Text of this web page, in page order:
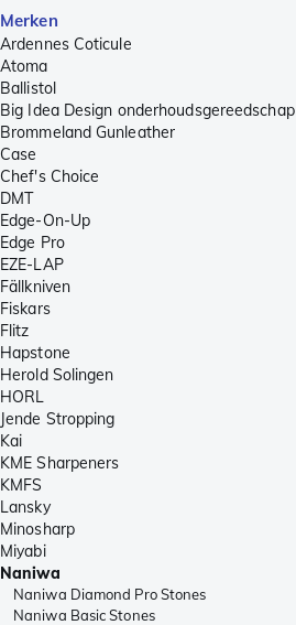
Merken
Ardennes Coticule
Atoma
Ballistol
Big Idea Design onderhoudsgereedschap
Brommeland Gunleather
Case
Chef's Choice
DMT
Edge-On-Up
Edge Pro
EZE-LAP
Fällkniven
Fiskars
Flitz
Hapstone
Herold Solingen
HORL
Jende Stropping
Kai
KME Sharpeners
KMFS
Lansky
Minosharp
Miyabi
Naniwa
Naniwa Diamond Pro Stones
Naniwa Basic Stones